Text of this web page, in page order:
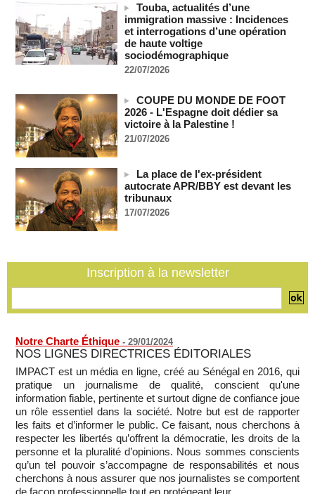
Au Nigeria, plus de 300 victimes d’enlèvements ont été
libérées
06/08/2026 -
Soutenir l’intégrité de l’information à Sao Tomé-et-Principe à
l’approche des élections
Taïwan bloque un pont stratégique lors de la simulation d'une
invasion par la Chine
06/08/2026 -
Les Bourses mondiales suspendues au Moyen-Orient,
records en Europe
06/08/2026 -
Soudan du Sud : Les avocats de Riek Machar sollicitent un
accès à leur client avant la prochaine audience
06/08/2026 -
06/08/2026 -
Touba, actualités d’une
immigration massive : Incidences
et interrogations d’une opération
de haute voltige
sociodémographique
22/07/2026
COUPE DU MONDE DE FOOT
2026 - L'Espagne doit dédier sa
victoire à la Palestine !
21/07/2026
La place de l'ex-président
autocrate APR/BBY est devant les
tribunaux
17/07/2026
Inscription à la newsletter
Notre Charte Éthique - 29/01/2024
NOS LIGNES DIRECTRICES ÉDITORIALES
IMPACT est un média en ligne, créé au Sénégal en 2016, qui
pratique un journalisme de qualité, conscient qu'une
information fiable, pertinente et surtout digne de confiance joue
un rôle essentiel dans la société. Notre but est de rapporter
les faits et d’informer le public. Ce faisant, nous cherchons à
respecter les libertés qu’offrent la démocratie, les droits de la
personne et la pluralité d’opinions. Nous sommes conscients
qu’un tel pouvoir s’accompagne de responsabilités et nous
cherchons à nous assurer que nos journalistes se comportent
de façon professionnelle,tout en protégeant leur...